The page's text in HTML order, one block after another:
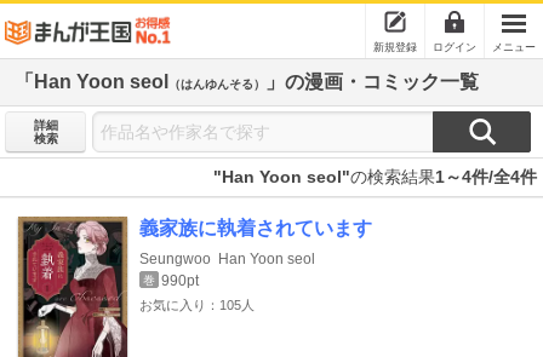
新規登録 ログイン メニュー
「Han Yoon seol （はんゆんそる） 」の漫画・コミック一覧
詳細
検索
"Han Yoon seol"の検索結果1～4件/全4件
義家族に執着されています
Seungwoo Han Yoon seol
巻 990pt
お気に入り：105人